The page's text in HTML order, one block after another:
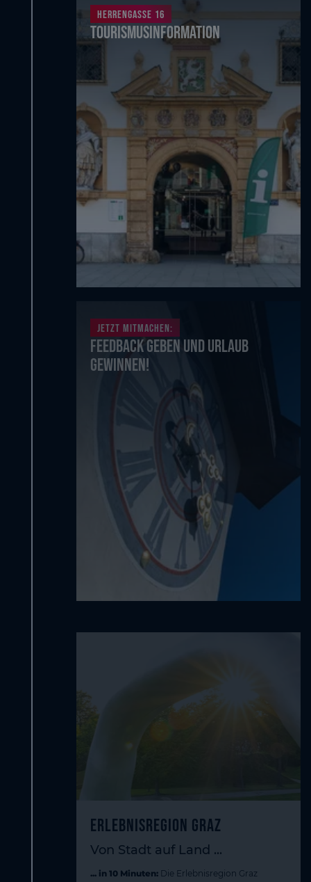
Herrengasse 16
Tourismusinformation
Jetzt mitmachen:
Feedback geben und Urlaub
gewinnen!
Erlebnisregion Graz
Von Stadt auf Land ...
... in 10 Minuten: Die Erlebnisregion Graz